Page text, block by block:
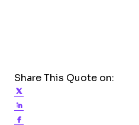
Share This Quote on: